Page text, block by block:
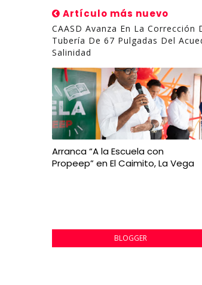
Artículo más nuevo
CAASD Avanza En La Corrección
Tubería De 67 Pulgadas Del
Salinidad
Arranca “A la Escuela con
Propeep” en El Caimito, La Vega
BLOGGER